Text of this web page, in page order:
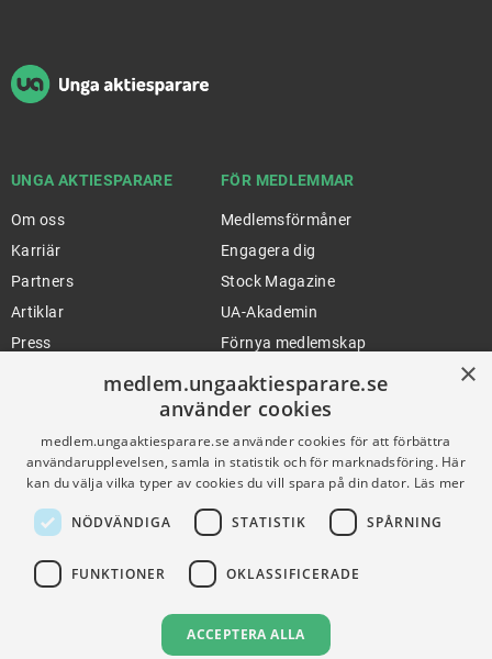
UNGA AKTIESPARARE
Om oss
Karriär
Partners
Artiklar
Press
FÖR MEDLEMMAR
Medlemsförmåner
Engagera dig
Stock Magazine
UA-Akademin
Förnya medlemskap
Gymnasieprofilen
Ung Privatekonomi
HJÄLP
Support
VILLKOR
×
medlem.ungaaktiesparare.se
använder cookies
medlem.ungaaktiesparare.se använder cookies för att förbättra
användarupplevelsen, samla in statistik och för marknadsföring. Här
kan du välja vilka typer av cookies du vill spara på din dator. Läs mer
NÖDVÄNDIGA STATISTIK SPÅRNING
FUNKTIONER OKLASSIFICERADE
ACCEPTERA ALLA